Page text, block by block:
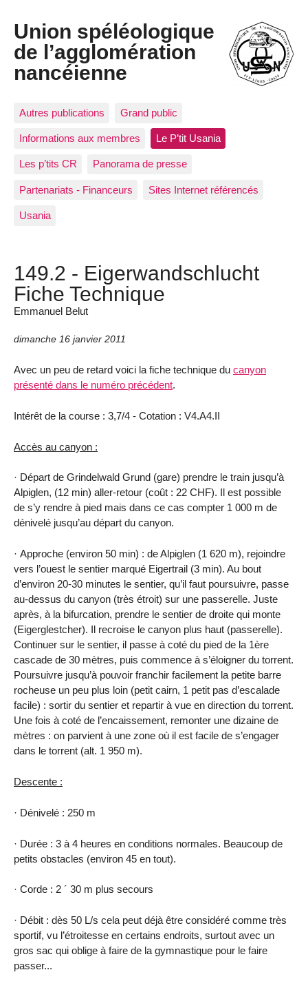
Union spéléologique
de l’agglomération
nancéienne
Autres publications Grand public
Informations aux membres Le P’tit Usania
Les p’tits CR Panorama de presse
Partenariats - Financeurs Sites Internet référencés
Usania
149.2 - Eigerwandschlucht
Fiche Technique
Emmanuel Belut
dimanche 16 janvier 2011
Avec un peu de retard voici la fiche technique du canyon
présenté dans le numéro précédent.
Intérêt de la course : 3,7/4 - Cotation : V4.A4.II
Accès au canyon :
· Départ de Grindelwald Grund (gare) prendre le train jusqu’à
Alpiglen, (12 min) aller-retour (coût : 22 CHF). Il est possible
de s’y rendre à pied mais dans ce cas compter 1 000 m de
dénivelé jusqu’au départ du canyon.
· Approche (environ 50 min) : de Alpiglen (1 620 m), rejoindre
vers l’ouest le sentier marqué Eigertrail (3 min). Au bout
d’environ 20-30 minutes le sentier, qu’il faut poursuivre, passe
au-dessus du canyon (très étroit) sur une passerelle. Juste
après, à la bifurcation, prendre le sentier de droite qui monte
(Eigerglestcher). Il recroise le canyon plus haut (passerelle).
Continuer sur le sentier, il passe à coté du pied de la 1ère
cascade de 30 mètres, puis commence à s’éloigner du torrent.
Poursuivre jusqu’à pouvoir franchir facilement la petite barre
rocheuse un peu plus loin (petit cairn, 1 petit pas d’escalade
facile) : sortir du sentier et repartir à vue en direction du torrent.
Une fois à coté de l’encaissement, remonter une dizaine de
mètres : on parvient à une zone où il est facile de s’engager
dans le torrent (alt. 1 950 m).
Descente :
· Dénivelé : 250 m
· Durée : 3 à 4 heures en conditions normales. Beaucoup de
petits obstacles (environ 45 en tout).
· Corde : 2 ´ 30 m plus secours
· Débit : dès 50 L/s cela peut déjà être considéré comme très
sportif, vu l’étroitesse en certains endroits, surtout avec un
gros sac qui oblige à faire de la gymnastique pour le faire
passer...